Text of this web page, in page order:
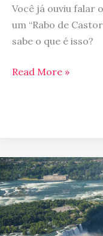
Você já ouviu falar
um “Rabo de
sabe o que é isso?
Read More »
Tour
para
Niagara
Falls
em